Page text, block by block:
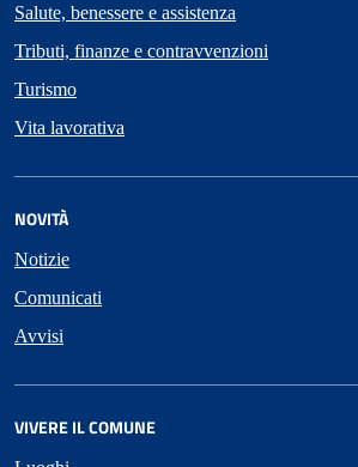
Salute, benessere e assistenza
Tributi, finanze e contravvenzioni
Turismo
Vita lavorativa
NOVITÀ
Notizie
Comunicati
Avvisi
VIVERE IL COMUNE